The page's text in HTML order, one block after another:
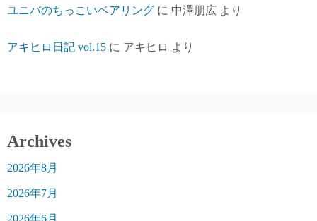
ユニバのちっこいベアリング に 中澤朋広 より
アキヒロ日記 vol.15 に アキヒロ より
Archives
2026年8月
2026年7月
2026年6月